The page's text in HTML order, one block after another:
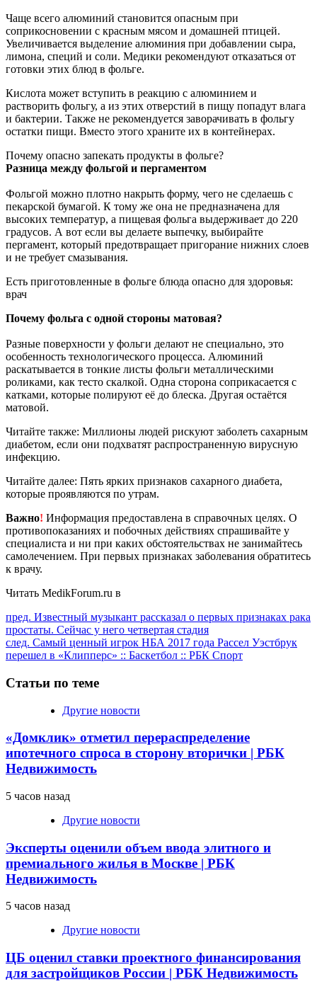
Чаще всего алюминий становится опасным при
соприкосновении с красным мясом и домашней птицей.
Увеличивается выделение алюминия при добавлении сыра,
лимона, специй и соли. Медики рекомендуют отказаться от
готовки этих блюд в фольге.
Кислота может вступить в реакцию с алюминием и
растворить фольгу, а из этих отверстий в пищу попадут влага
и бактерии. Также не рекомендуется заворачивать в фольгу
остатки пищи. Вместо этого храните их в контейнерах.
Почему опасно запекать продукты в фольге?
Разница между фольгой и пергаментом
Фольгой можно плотно накрыть форму, чего не сделаешь с
пекарской бумагой. К тому же она не предназначена для
высоких температур, а пищевая фольга выдерживает до 220
градусов. А вот если вы делаете выпечку, выбирайте
пергамент, который предотвращает пригорание нижних слоев
и не требует смазывания.
Есть приготовленные в фольге блюда опасно для здоровья:
врач
Почему фольга с одной стороны матовая?
Разные поверхности у фольги делают не специально, это
особенность технологического процесса. Алюминий
раскатывается в тонкие листы фольги металлическими
роликами, как тесто скалкой. Одна сторона соприкасается с
катками, которые полируют её до блеска. Другая остаётся
матовой.
Читайте также: Миллионы людей рискуют заболеть сахарным
диабетом, если они подхватят распространенную вирусную
инфекцию.
Читайте далее: Пять ярких признаков сахарного диабета,
которые проявляются по утрам.
Важно! Информация предоставлена в справочных целях. О
противопоказаниях и побочных действиях спрашивайте у
специалиста и ни при каких обстоятельствах не занимайтесь
самолечением. При первых признаках заболевания обратитесь
к врачу.
Читать MedikForum.ru в
Продолжить
чтение
пред. Известный музыкант рассказал о первых признаках рака
простаты. Сейчас у него четвертая стадия
след. Самый ценный игрок НБА 2017 года Рассел Уэстбрук
перешел в «Клипперс» :: Баскетбол :: РБК Спорт
Статьи по теме
Другие новости
«Домклик» отметил перераспределение
ипотечного спроса в сторону вторички | РБК
Недвижимость
5 часов назад
Другие новости
Эксперты оценили объем ввода элитного и
премиального жилья в Москве | РБК
Недвижимость
5 часов назад
Другие новости
ЦБ оценил ставки проектного финансирования
для застройщиков России | РБК Недвижимость